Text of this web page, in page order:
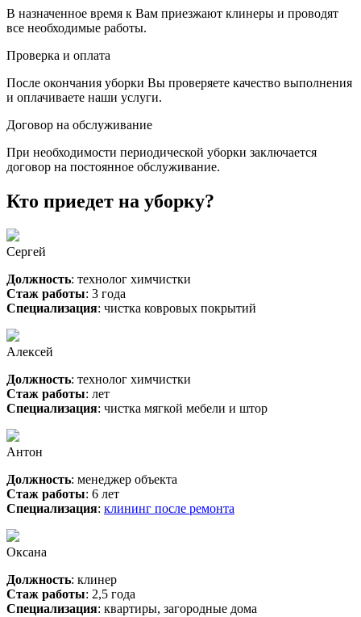
В назначенное время к Вам приезжают клинеры и проводят
все необходимые работы.
Проверка и оплата
После окончания уборки Вы проверяете качество выполнения
и оплачиваете наши услуги.
Договор на обслуживание
При необходимости периодической уборки заключается
договор на постоянное обслуживание.
Кто приедет на уборку?
Сергей
Должность: технолог химчистки
Стаж работы: 3 года
Специализация: чистка ковровых покрытий
Алексей
Должность: технолог химчистки
Стаж работы: лет
Специализация: чистка мягкой мебели и штор
Антон
Должность: менеджер объекта
Стаж работы: 6 лет
Специализация: клининг после ремонта
Оксана
Должность: клинер
Стаж работы: 2,5 года
Специализация: квартиры, загородные дома